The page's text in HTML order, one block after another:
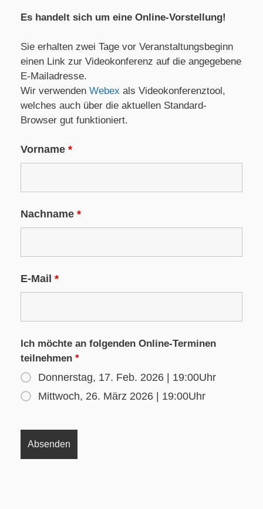
Es handelt sich um eine Online-Vorstellung!
Sie erhalten zwei Tage vor Veranstaltungsbeginn
einen Link zur Videokonferenz auf die angegebene
E-Mailadresse.
Wir verwenden Webex als Videokonferenztool,
welches auch über die aktuellen Standard-
Browser gut funktioniert.
Vorname *
Nachname *
E-Mail *
Ich möchte an folgenden Online-Terminen
teilnehmen *
Donnerstag, 17. Feb. 2026 | 19:00Uhr
Mittwoch, 26. März 2026 | 19:00Uhr